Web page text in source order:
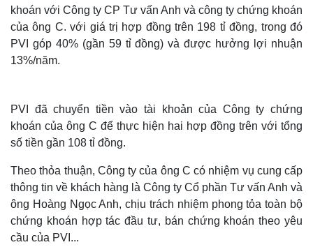
khoán với Công ty CP Tư vấn Anh và công ty chứng khoán
của ông C. với giá trị hợp đồng trên 198 tỉ đồng, trong đó
PVI góp 40% (gần 59 tỉ đồng) và được hưởng lợi nhuận
13%/năm.
PVI đã chuyển tiền vào tài khoản của Công ty chứng
khoán của ông C để thực hiện hai hợp đồng trên với tổng
số tiền gần 108 tỉ đồng.
Theo thỏa thuận, Công ty của ông C có nhiệm vụ cung cấp
thông tin về khách hàng là Công ty Cổ phần Tư vấn Anh và
ông Hoàng Ngọc Anh, chịu trách nhiệm phong tỏa toàn bộ
chứng khoán hợp tác đầu tư, bán chứng khoán theo yêu
cầu của PVI...